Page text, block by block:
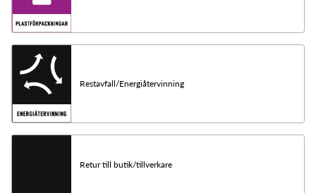
Restavfall/Energiåtervinning
Retur till butik/tillverkare